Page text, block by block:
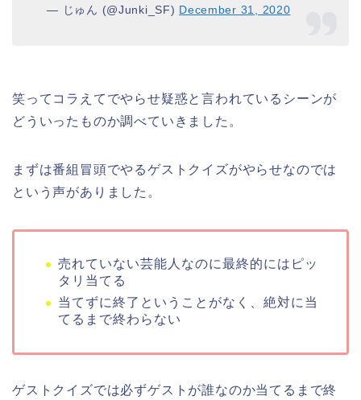
— じゅん (@Junki_SF) December 31, 2020
笑ってコラえてでやらせ疑惑と言われているシーンが
どういったものか調べていきました。
まずは番組冒頭でやるゲストクイズがやらせなのでは
という声がありました。
売れていない芸能人なのに最終的にはピッ
タリ当てる
当てずに終了ということがなく、絶対に当
てるまで終わらない
ゲストクイズでは必ずゲストが誰なのか当てるまで終